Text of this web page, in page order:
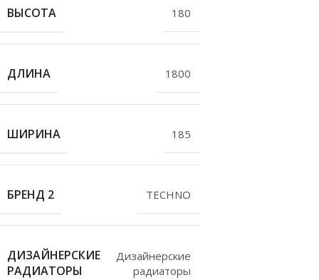
ВЫСОТА 180
ДЛИНА 1800
ШИРИНА 185
БРЕНД 2 TECHNO
ДИЗАЙНЕРСКИЕ
РАДИАТОРЫ
Дизайнерские
радиаторы